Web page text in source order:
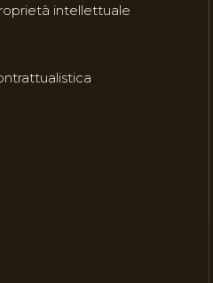
intellettuale